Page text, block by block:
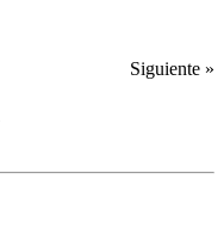
Siguiente »